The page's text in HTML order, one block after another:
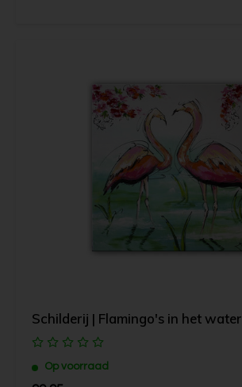
Schilderij | Flamingo's in het water
Op voorraad